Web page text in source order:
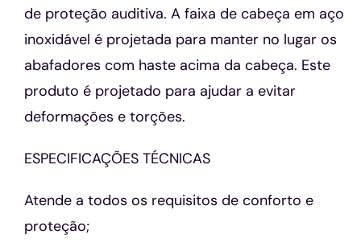
de proteção auditiva. A faixa de cabeça em aço
inoxidável é projetada para manter no lugar os
abafadores com haste acima da cabeça. Este
produto é projetado para ajudar a evitar
deformações e torções.
ESPECIFICAÇÕES TÉCNICAS
Atende a todos os requisitos de conforto e
proteção;